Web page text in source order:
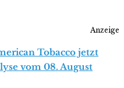
Anzeige
Tobacco jetzt
vom 08. August